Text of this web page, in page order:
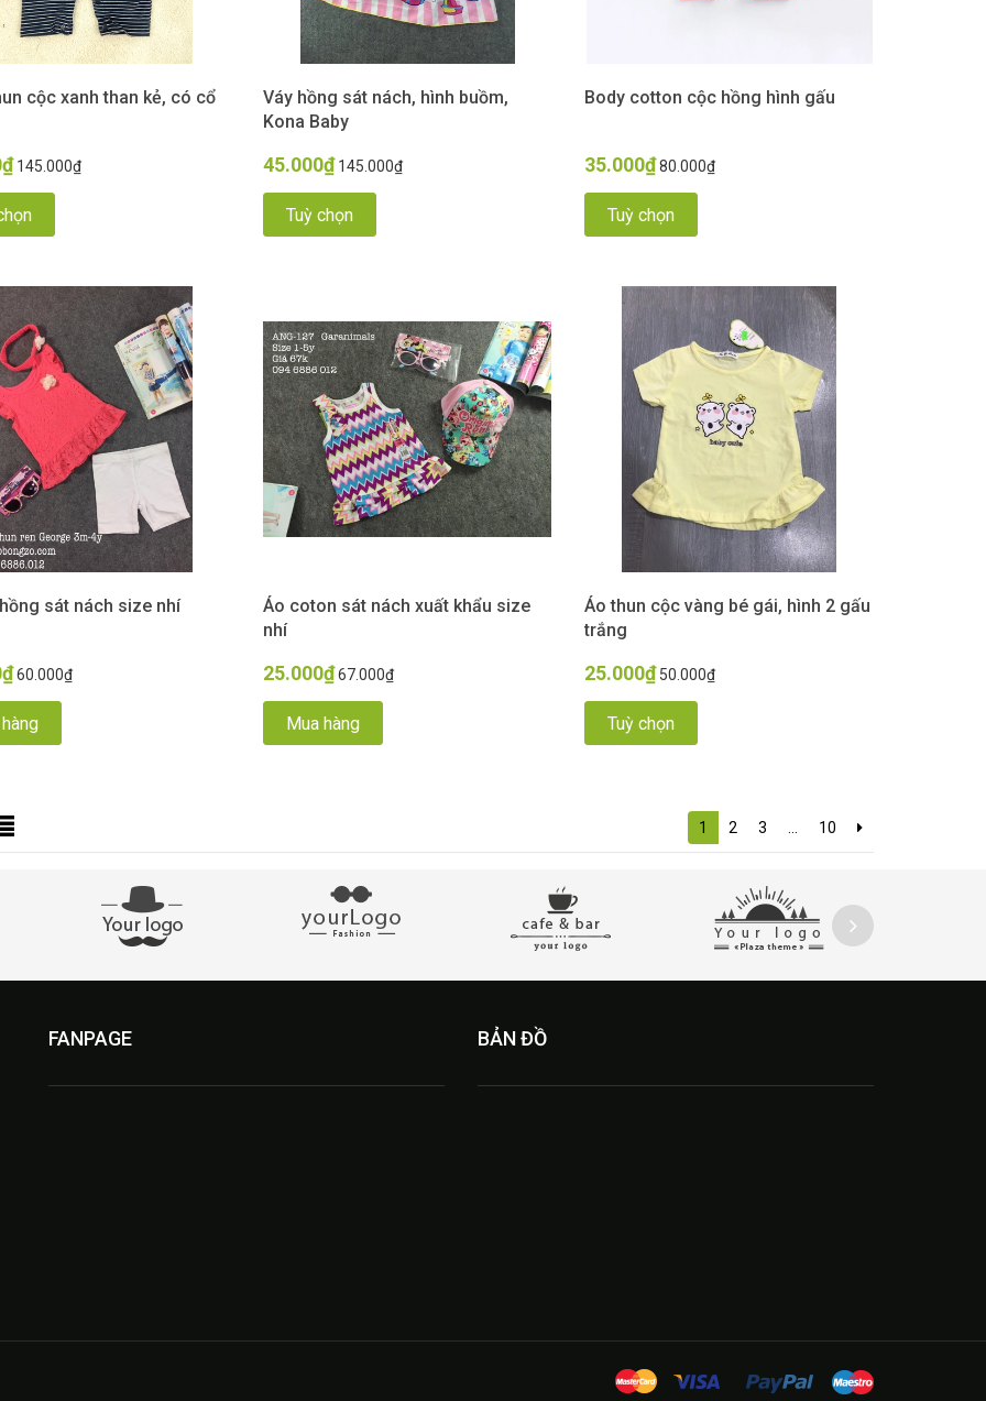
cộc xanh than kẻ, có cổ
145.000₫
Váy hồng sát nách, hình buồm,
Kona Baby
45.000₫ 145.000₫
Tuỳ chọn
Body cotton cộc hồng hình gấu
35.000₫80.000₫
Tuỳ chọn
sát nách size nhí
60.000₫
Áo coton sát nách xuất khẩu size
nhí
25.000₫67.000₫
Mua hàng
Áo thun cộc vàng bé gái, hình 2 gấu
trắng
25.000₫ 50.000₫
Tuỳ chọn
1 2 3 10
FANPAGE BẢN ĐỒ